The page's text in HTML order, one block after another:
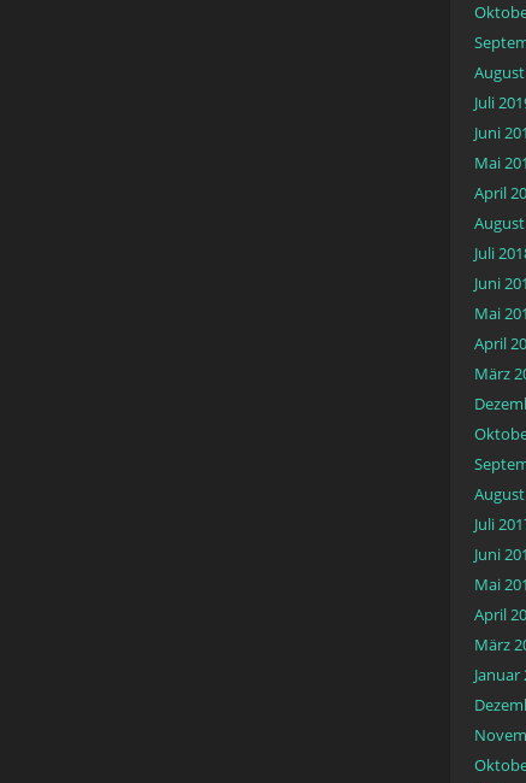
Juli
Juni
Mai
April
Juli
Juni
Mai
April
März
Juli
Juni
Mai
April
März
Januar